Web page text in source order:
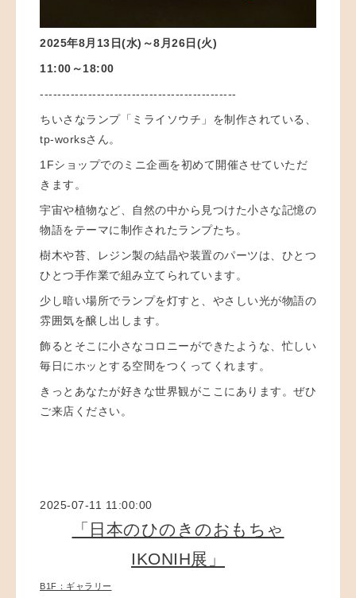
2025年8月13日(水)～8月26日(火)
11:00～18:00
---------------------------------------------
ちいさなランプ「ミライソウチ」を制作されている、
tp-worksさん。
1Fショップでのミニ企画を初めて開催させていただ
きます。
宇宙や植物など、自然の中から見つけた小さな記憶の
物語をテーマに制作されたランプたち。
樹木や苔、レジン製の結晶や装置のパーツは、ひとつ
ひとつ手作業で組み立てられています。
少し暗い場所でランプを灯すと、やさしい光が物語の
雰囲気を醸し出します。
飾るとそこに小さなコロニーができたような、忙しい
毎日にホッとする空間をつくってくれます。
きっとあなたが好きな世界観がここにあります。ぜひ
ご来店ください。
2025-07-11 11:00:00
「日本のひのきのおもちゃ
IKONIH展」
B1F：ギャラリー